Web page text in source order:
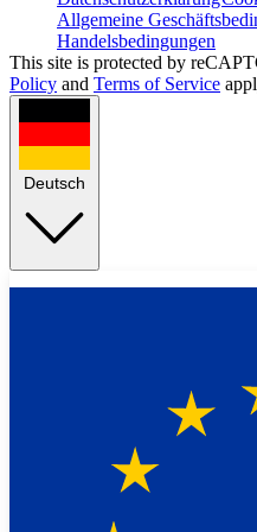
Allgemeine
Handelsbedingungen
This site is protected by
Policy and Terms of Service
Deutsch